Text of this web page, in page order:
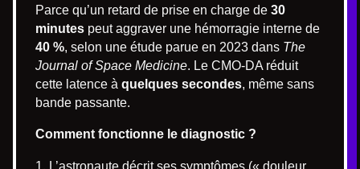
Parce qu’un retard de prise en charge de 30
minutes peut aggraver une hémorragie interne de
40 %, selon une étude parue en 2023 dans The
Journal of Space Medicine. Le CMO-DA réduit
cette latence à quelques secondes, même sans
bande passante.
Comment fonctionne le diagnostic ?
L’astronaute décrit ses symptômes (« douleur